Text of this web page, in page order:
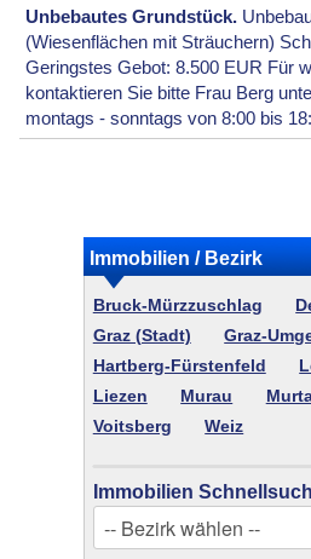
Unbebautes Grundstück.
(Wiesenflächen mit Sträuchern)
Geringstes Gebot: 8.500 EUR Für
kontaktieren Sie bitte Frau Berg
montags - sonntags von 8:00 bis
Immobilien / Bezirk
Bruck-Mürzzuschlag
Graz (Stadt)
Graz-
Hartberg-Fürstenfeld
Liezen
Murau
Voitsberg
Weiz
Immobilien